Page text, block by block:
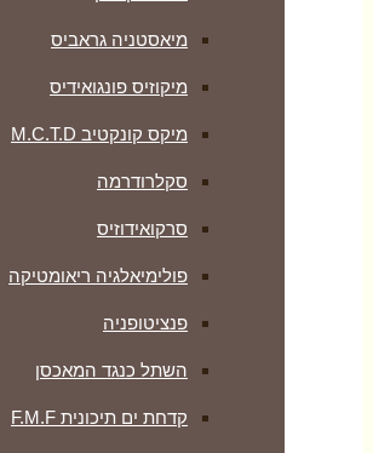
מיאסטניה גראביס
מיקוזיס פונגואידיס
מיקס קונקטיב M.C.T.D
סקלרודרמה
סרקואידוזיס
פולימיאלגיה ריאומטיקה
‏פנציטופניה
השתל כנגד המאכסן
קדחת ים תיכונית F.M.F